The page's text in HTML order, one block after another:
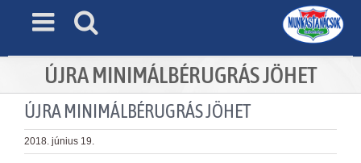
ÚJRA MINIMÁLBÉRUGRÁS JÖHET
ÚJRA MINIMÁLBÉRUGRÁS JÖHET
2018. június 19.